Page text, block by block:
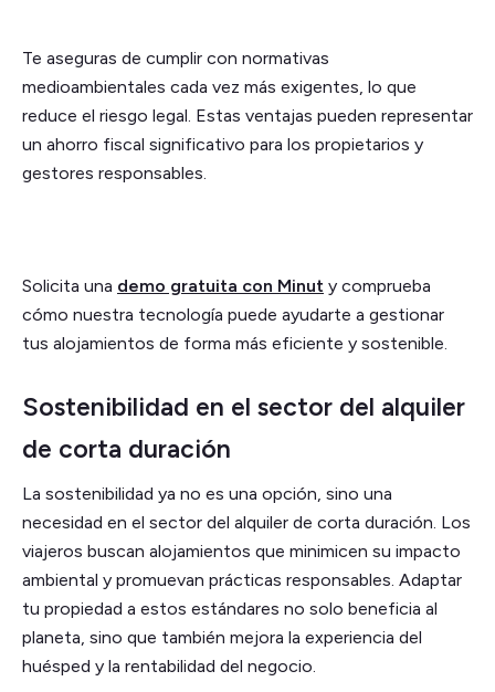
Te aseguras de cumplir con normativas
medioambientales cada vez más exigentes, lo que
reduce el riesgo legal. Estas ventajas pueden representar
un ahorro fiscal significativo para los propietarios y
gestores responsables.
Solicita una demo gratuita con Minut y comprueba
cómo nuestra tecnología puede ayudarte a gestionar
tus alojamientos de forma más eficiente y sostenible.
Sostenibilidad en el sector del alquiler
de corta duración
La sostenibilidad ya no es una opción, sino una
necesidad en el sector del alquiler de corta duración. Los
viajeros buscan alojamientos que minimicen su impacto
ambiental y promuevan prácticas responsables. Adaptar
tu propiedad a estos estándares no solo beneficia al
planeta, sino que también mejora la experiencia del
huésped y la rentabilidad del negocio.